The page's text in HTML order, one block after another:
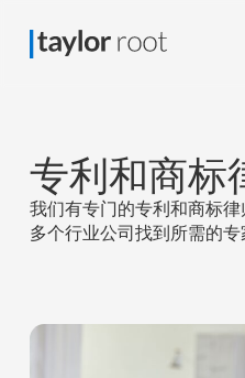
专利和商标
我们有专门的专利和商标
多个行业公司找到所需的